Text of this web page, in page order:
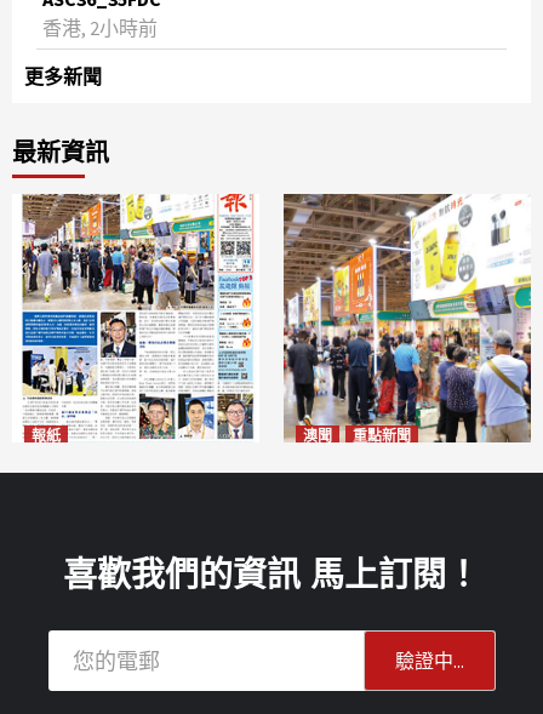
香港, 2小時前
更多新聞
最新資訊
報紙 澳聞 重點新聞
2026-08-10
喜歡我們的資訊 馬上訂閱！